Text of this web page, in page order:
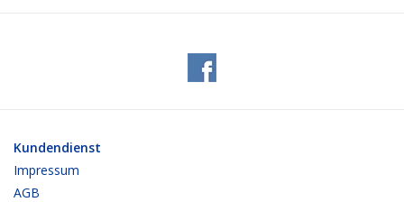
Kundendienst
Impressum
AGB